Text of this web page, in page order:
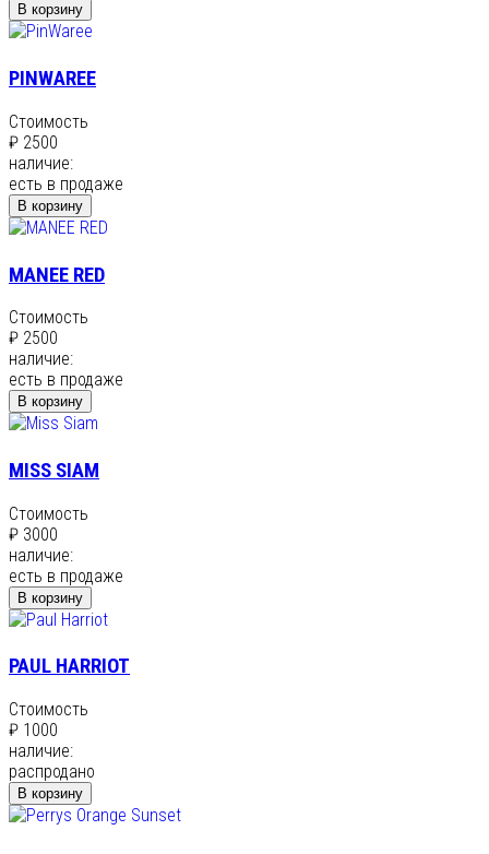
В корзину
PINWAREE
Стоимость
₽ 2500
наличие:
есть в продаже
В корзину
MANEE RED
Стоимость
₽ 2500
наличие:
есть в продаже
В корзину
MISS SIAM
Стоимость
₽ 3000
наличие:
есть в продаже
В корзину
PAUL HARRIOT
Стоимость
₽ 1000
наличие:
распродано
В корзину